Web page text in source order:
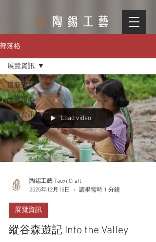
部落格
最新消息
媒體報導
展覽資訊
國際交流
展覽資訊
Load video
陶錫工藝 Taoxi Craft
2025年12月15日
讀畢需時 1 分鐘
展覽資訊
縱谷森遊記 Into the Valley